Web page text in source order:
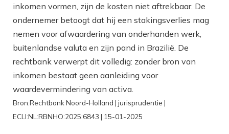
inkomen vormen, zijn de kosten niet aftrekbaar. De
ondernemer betoogt dat hij een stakingsverlies mag
nemen voor afwaardering van onderhanden werk,
buitenlandse valuta en zijn pand in Brazilië. De
rechtbank verwerpt dit volledig: zonder bron van
inkomen bestaat geen aanleiding voor
waardevermindering van activa.
Bron:Rechtbank Noord-Holland | jurisprudentie |
ECLI:NL:RBNHO:2025:6843 | 15-01-2025